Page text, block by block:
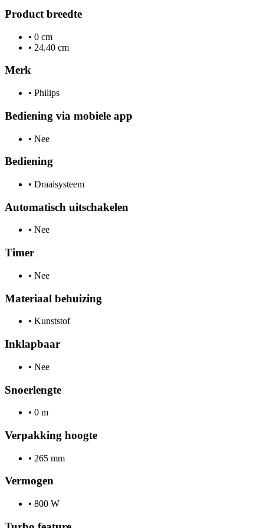
Product breedte
• 0 cm
• 24.40 cm
Merk
• Philips
Bediening via mobiele app
• Nee
Bediening
• Draaisysteem
Automatisch uitschakelen
• Nee
Timer
• Nee
Materiaal behuizing
• Kunststof
Inklapbaar
• Nee
Snoerlengte
• 0 m
Verpakking hoogte
• 265 mm
Vermogen
• 800 W